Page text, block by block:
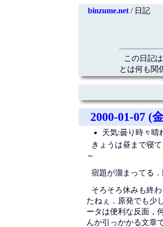
binzume.net/ 日記
この日記
とは何も関
2000-01-07 (
天気:曇り時々晴
きょうは昼まで寝
～
宿題が溜まってる
そろそろ休みも終
たねぇ．原発でも少
ータは便利な反面，
んか引っかかる文章